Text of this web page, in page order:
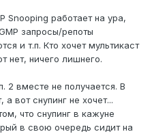
Snooping работает на ура,
запросы/репоты
и т.п. Кто хочет мультикаст
нет, ничего лишнего.
2 вместе не получается. В
вот снупинг не хочет...
что снупинг в кажуне
в свою очередь сидит на